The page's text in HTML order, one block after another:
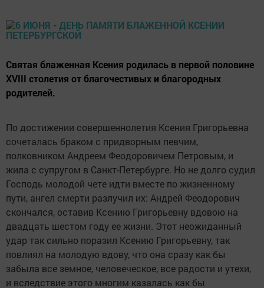
Святая блаженная Ксения родилась в первой половине
XVIII столетия от благочестивых и благородных
родителей.
По достижении совершеннолетия Ксения Григорьевна
сочеталась браком с придворным певчим,
полковником Андреем Феодоровичем Петровым, и
жила с супругом в Санкт-Петербурге. Но не долго судил
Господь молодой чете идти вместе по жизненному
пути, ангел смерти разлучил их: Андрей Феодорович
скончался, оставив Ксению Григорьевну вдовою на
двадцать шестом году ее жизни. Этот неожиданный
удар так сильно поразил Ксению Григорьевну, так
повлиял на молодую вдову, что она сразу как бы
забыла все земное, человеческое, все радости и утехи,
и вследствие этого многим казалась как бы